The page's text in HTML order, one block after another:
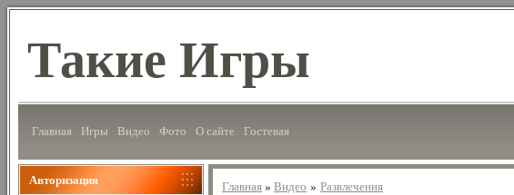
Такие Игры
Главная Игры Видео Фото О сайте Гостевая
Авторизация Главная» Видео » Развлечения